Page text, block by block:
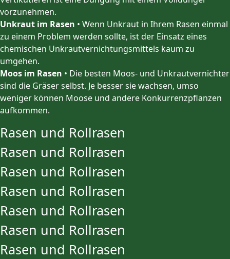
vorzunehmen.
Unkraut im Rasen • Wenn Unkraut in Ihrem Rasen einmal
zu einem Problem werden sollte, ist der Einsatz eines
chemischen Unkrautvernichtungsmittels kaum zu
umgehen.
Moos im Rasen • Die besten Moos- und Unkrautvernichter
sind die Gräser selbst. Je besser sie wachsen, umso
weniger können Moose und andere Konkurrenzpflanzen
aufkommen.
Rasen und Rollrasen
Rasen und Rollrasen
Rasen und Rollrasen
Rasen und Rollrasen
Rasen und Rollrasen
Rasen und Rollrasen
Rasen und Rollrasen